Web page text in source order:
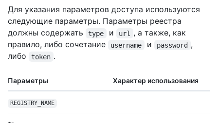
Для указания параметров доступа используются
следующие параметры. Параметры реестра
должны содержать
type и url
, а также, как
правило, либо сочетание
username и password ,
либо
token .
Параметры Характер использования
REGISTRY_NAME